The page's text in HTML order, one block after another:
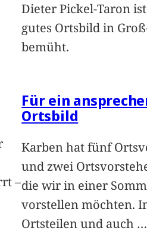
–
Dieter Pickel-Taron
gutes Ortsbild in
bemüht.
Für ein
Ortsbild
Karben hat fünf
und zwei
die wir in einer
vorstellen möchten.
Ortsteilen und auch …